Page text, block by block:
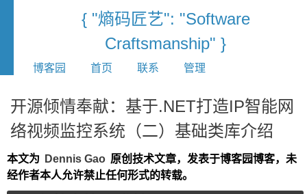
{ "熵码匠艺": "Software
Craftsmanship" }
博客园 首页 联系 管理
开源倾情奉献：基于.NET打造IP智能网
络视频监控系统（二）基础类库介绍
本文为 Dennis Gao 原创技术文章，发表于博客园博客，未
经作者本人允许禁止任何形式的转载。